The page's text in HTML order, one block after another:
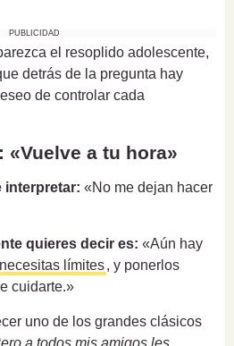
PUBLICIDAD
el resoplido adolescente,
detrás de la pregunta hay
de controlar cada
«Vuelve a tu hora»
interpretar: «No me dejan hacer
quieres decir es: «Aún hay
necesitas límites, y ponerlos
cuidarte.»
uno de los grandes clásicos